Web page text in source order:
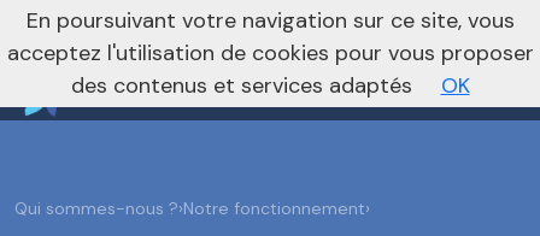
Vers le site régional Vers le site national
nivo_2026: 1
Qui sommes-nous ?›Notre fonctionnement›
En poursuivant votre navigation sur ce site, vous
acceptez l'utilisation de cookies pour vous proposer
des contenus et services adaptés
OK